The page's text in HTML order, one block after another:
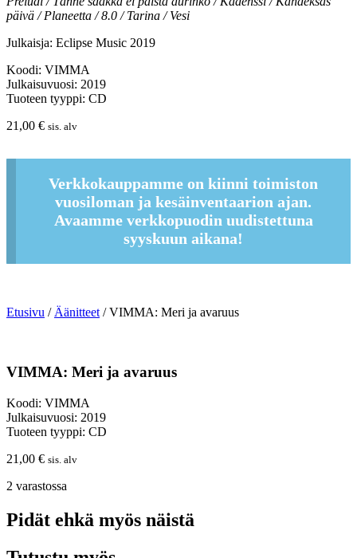
päivä / Planeetta / 8.0 / Tarina / Vesi
Julkaisja: Eclipse Music 2019
Koodi: VIMMA
Julkaisuvuosi: 2019
Tuoteen tyyppi: CD
21,00 € sis. alv
Verkkokauppamme on kiinni toimiston
vuosiloman ja kesäinventaarion ajan.
Avaamme verkkopuodin uudistettuna
syyskuun aikana!
Etusivu /Äänitteet/ VIMMA: Meri ja avaruus
VIMMA: Meri ja avaruus
Koodi: VIMMA
Julkaisuvuosi: 2019
Tuoteen tyyppi: CD
21,00 € sis. alv
2 varastossa
Pidät ehkä myös näistä